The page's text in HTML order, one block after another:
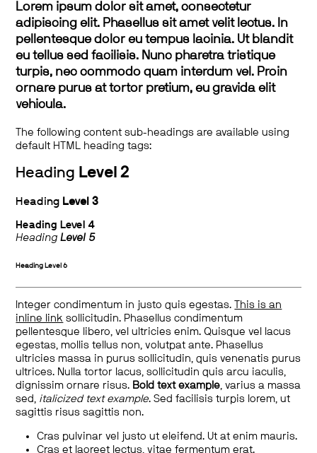
Lorem ipsum dolor sit amet, consectetur
adipiscing elit. Phasellus sit amet velit lectus. In
pellentesque dolor eu tempus lacinia. Ut blandit
eu tellus sed facilisis. Nunc pharetra tristique
turpis, nec commodo quam interdum vel. Proin
ornare purus at tortor pretium, eu gravida elit
vehicula.
The following content sub-headings are available using
default HTML heading tags:
Heading Level 2
Heading Level 3
Heading Level 4
HeadingLevel 5
Heading Level 6
Integer condimentum in justo quis egestas.
This is an
inline link sollicitudin. Phasellus condimentum
pellentesque libero, vel ultricies enim. Quisque vel lacus
egestas, mollis tellus non, volutpat ante. Phasellus
ultricies massa in purus sollicitudin, quis venenatis purus
ultrices. Nulla tortor lacus, sollicitudin quis arcu iaculis,
dignissim ornare risus. Bold text example, varius a massa
sed, italicized text example. Sed facilisis turpis lorem, ut
sagittis risus sagittis non.
Cras pulvinar vel justo ut eleifend. Ut at enim mauris.
Cras et laoreet lectus, vitae fermentum erat.